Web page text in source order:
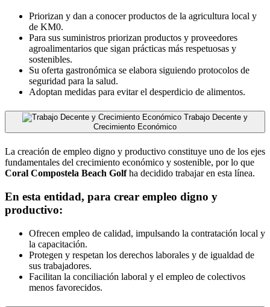
Priorizan y dan a conocer productos de la agricultura local y
de KM0.
Para sus suministros priorizan productos y proveedores
agroalimentarios que sigan prácticas más respetuosas y
sostenibles.
Su oferta gastronómica se elabora siguiendo protocolos de
seguridad para la salud.
Adoptan medidas para evitar el desperdicio de alimentos.
Trabajo Decente y
Crecimiento Económico
La creación de empleo digno y productivo constituye uno de los ejes
fundamentales del crecimiento económico y sostenible, por lo que
Coral Compostela Beach Golfha decidido trabajar en esta línea.
En esta entidad, para crear empleo digno y
productivo:
Ofrecen empleo de calidad, impulsando la contratación local y
la capacitación.
Protegen y respetan los derechos laborales y de igualdad de
sus trabajadores.
Facilitan la conciliación laboral y el empleo de colectivos
menos favorecidos.